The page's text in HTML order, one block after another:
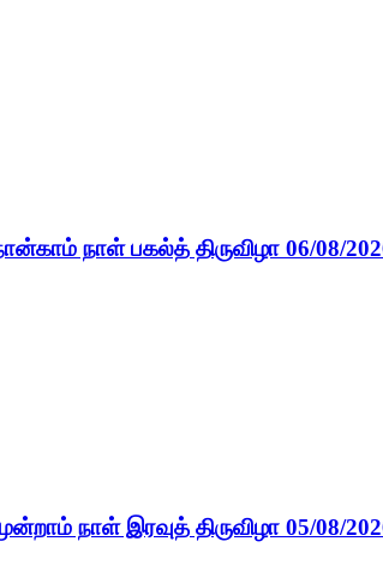
நாள் பகல்த் திருவிழா 06/08/
நாள் இரவுத் திருவிழா 05/08/